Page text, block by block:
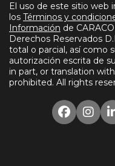
El uso de este sitio web
los Términos y
Información de
Derechos Reservados
total o parcial, así como
autorización escrita de
in part, or translation
prohibited. All rights